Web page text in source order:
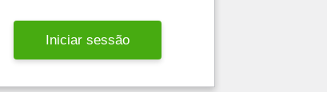
Iniciar sessão